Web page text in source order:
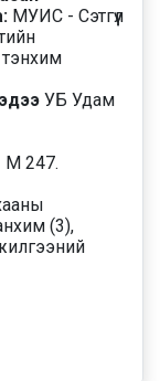
МУИС - Сэтгүүл
УБ Удам
М 247.
(3),